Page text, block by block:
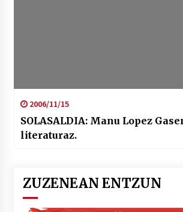
2006/11/15
SOLASALDIA: Manu Lopez
literaturaz.
ZUZENEAN ENTZUN